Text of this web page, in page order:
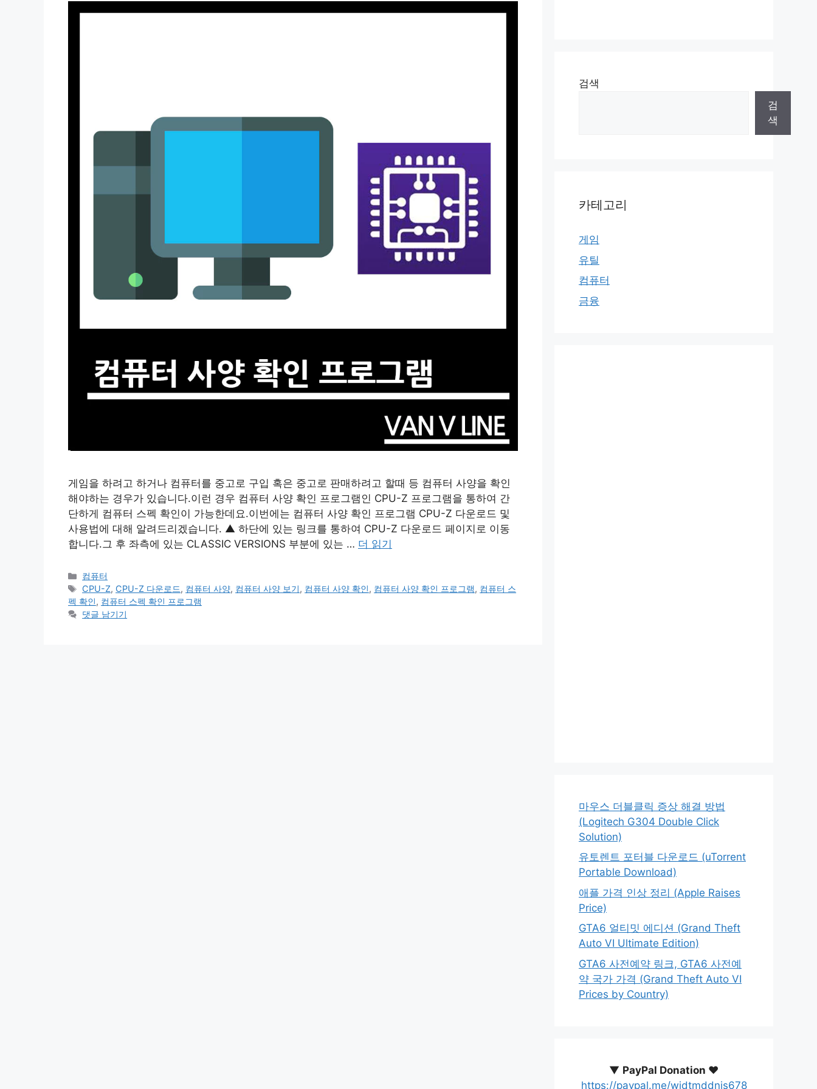
게임을 하려고 하거나 컴퓨터를 중고로 구입 혹은 중고로 판매하려고 할때 등 컴퓨터 사양을 확인
해야하는 경우가 있습니다.이런 경우 컴퓨터 사양 확인 프로그램인 CPU-Z 프로그램을 통하여 간
단하게 컴퓨터 스펙 확인이 가능한데요.이번에는 컴퓨터 사양 확인 프로그램 CPU-Z 다운로드 및
사용법에 대해 알려드리겠습니다. ▲ 하단에 있는 링크를 통하여 CPU-Z 다운로드 페이지로 이동
합니다.그 후 좌측에 있는 CLASSIC VERSIONS 부분에 있는 … 더 읽기
카
테
고
리
컴퓨터
태
그
CPU-Z, CPU-Z 다운로드, 컴퓨터 사양, 컴퓨터 사양 보기, 컴퓨터 사양 확인, 컴퓨터 사양 확인 프로그램, 컴퓨터 스
펙 확인, 컴퓨터 스펙 확인 프로그램
댓글 남기기
검색
검
색
카테고리
게임
유틸
컴퓨터
금융
마우스 더블클릭 증상 해결 방법
(Logitech G304 Double Click
Solution)
유토렌트 포터블 다운로드 (uTorrent
Portable Download)
애플 가격 인상 정리 (Apple Raises
Price)
GTA6 얼티밋 에디션 (Grand Theft
Auto VI Ultimate Edition)
GTA6 사전예약 링크, GTA6 사전예
약 국가 가격 (Grand Theft Auto VI
Prices by Country)
▼ PayPal Donation ♥️
https://paypal.me/wjdtmddnjs678